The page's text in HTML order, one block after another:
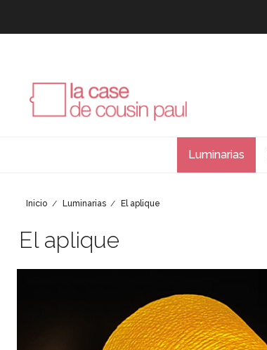
Luminarias
Inicio Luminarias El aplique
El aplique